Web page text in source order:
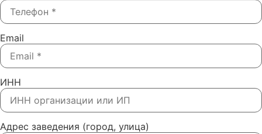
Email
ИНН
Адрес заведения (город, улица)